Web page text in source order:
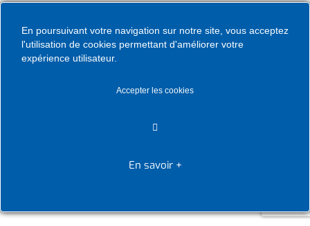
mesures techniques et organisationnelles
appropriées pour garantir en permanence un niveau
modification, destruction et contre tout accès non
En poursuivant votre navigation sur notre site, vous acceptez
l'utilisation de cookies permettant d'améliorer votre
expérience utilisateur.
Accepter les cookies
En savoir +